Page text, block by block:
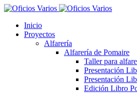
Inicio
Proyectos
Alfarería
Alfarería de Pomaire
Taller para
Presentación
Presentación
Edición Libro